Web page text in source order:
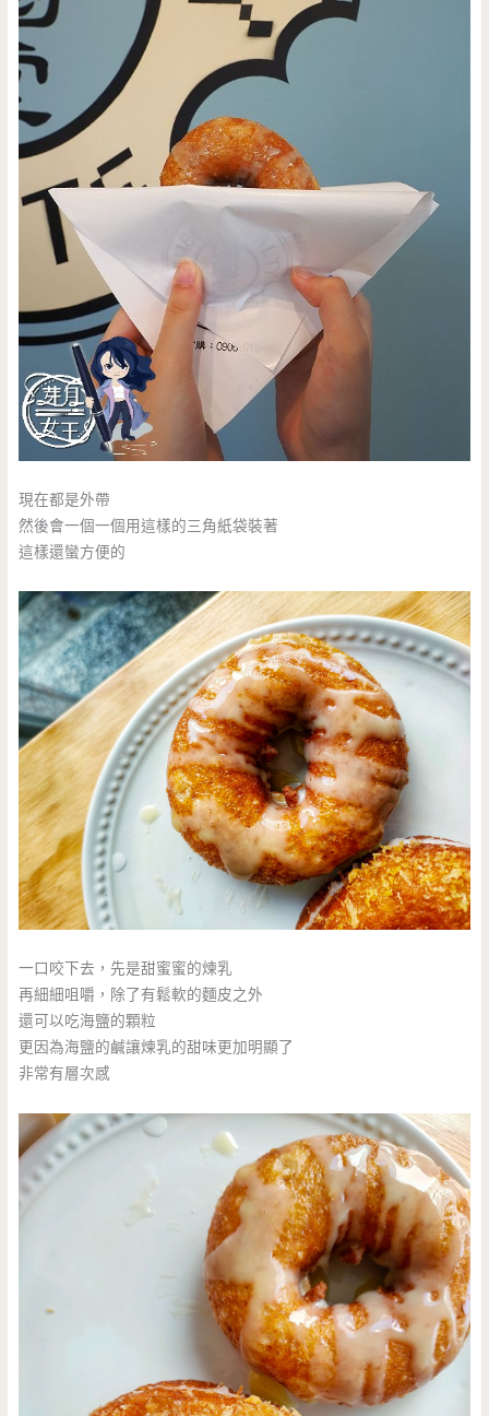
現在都是外帶
然後會一個一個用這樣的三角紙袋裝著
這樣還蠻方便的
一口咬下去，先是甜蜜蜜的煉乳
再細細咀嚼，除了有鬆軟的麵皮之外
還可以吃海鹽的顆粒
更因為海鹽的鹹讓煉乳的甜味更加明顯了
非常有層次感